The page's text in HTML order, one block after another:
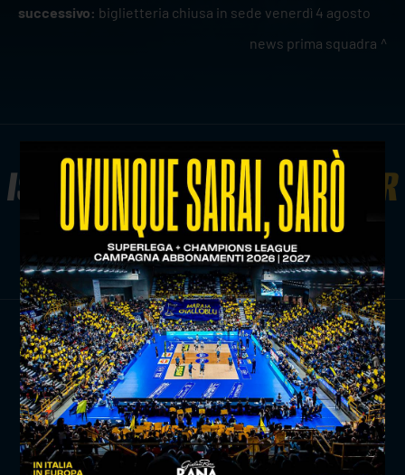
successivo: biglietteria chiusa in sede venerdì 4 agosto
news prima squadra
ISCRIVITI ALLANEWSLETTER
ISCRIVITI ORA